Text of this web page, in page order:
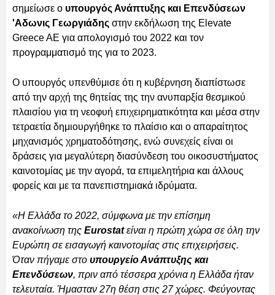
σημείωσε ο υπουργός Ανάπτυξης και Επενδύσεων
'Αδωνις Γεωργιάδης στην εκδήλωση της Elevate
Greece AE για απολογισμό του 2022 και τον
προγραμματισμό της για το 2023.
Ο υπουργός υπενθύμισε ότι η κυβέρνηση διαπίστωσε
από την αρχή της θητείας της την ανυπαρξία θεσμικού
πλαισίου για τη νεοφυή επιχειρηματικότητα και μέσα στην
τετραετία δημιουργήθηκε το πλαίσιο και ο απαραίτητος
μηχανισμός χρηματοδότησης, ενώ συνεχείς είναι οι
δράσεις για μεγαλύτερη διασύνδεση του οικοσυστήματος
καινοτομίας με την αγορά, τα επιμελητήρια και άλλους
φορείς και με τα πανεπιστημιακά ιδρύματα.
«Η Ελλάδα το 2022, σύμφωνα με την επίσημη
ανακοίνωση της Eurostatείναι η πρώτη χώρα σε όλη την
Ευρώπη σε εισαγωγή καινοτομίας στις επιχειρήσεις.
Όταν πήγαμε στο υπουργείο Ανάπτυξης και
Επενδύσεων, πριν από τέσσερα χρόνια η Ελλάδα ήταν
τελευταία. Ήμασταν 27η θέση στις 27 χώρες. Φεύγοντας